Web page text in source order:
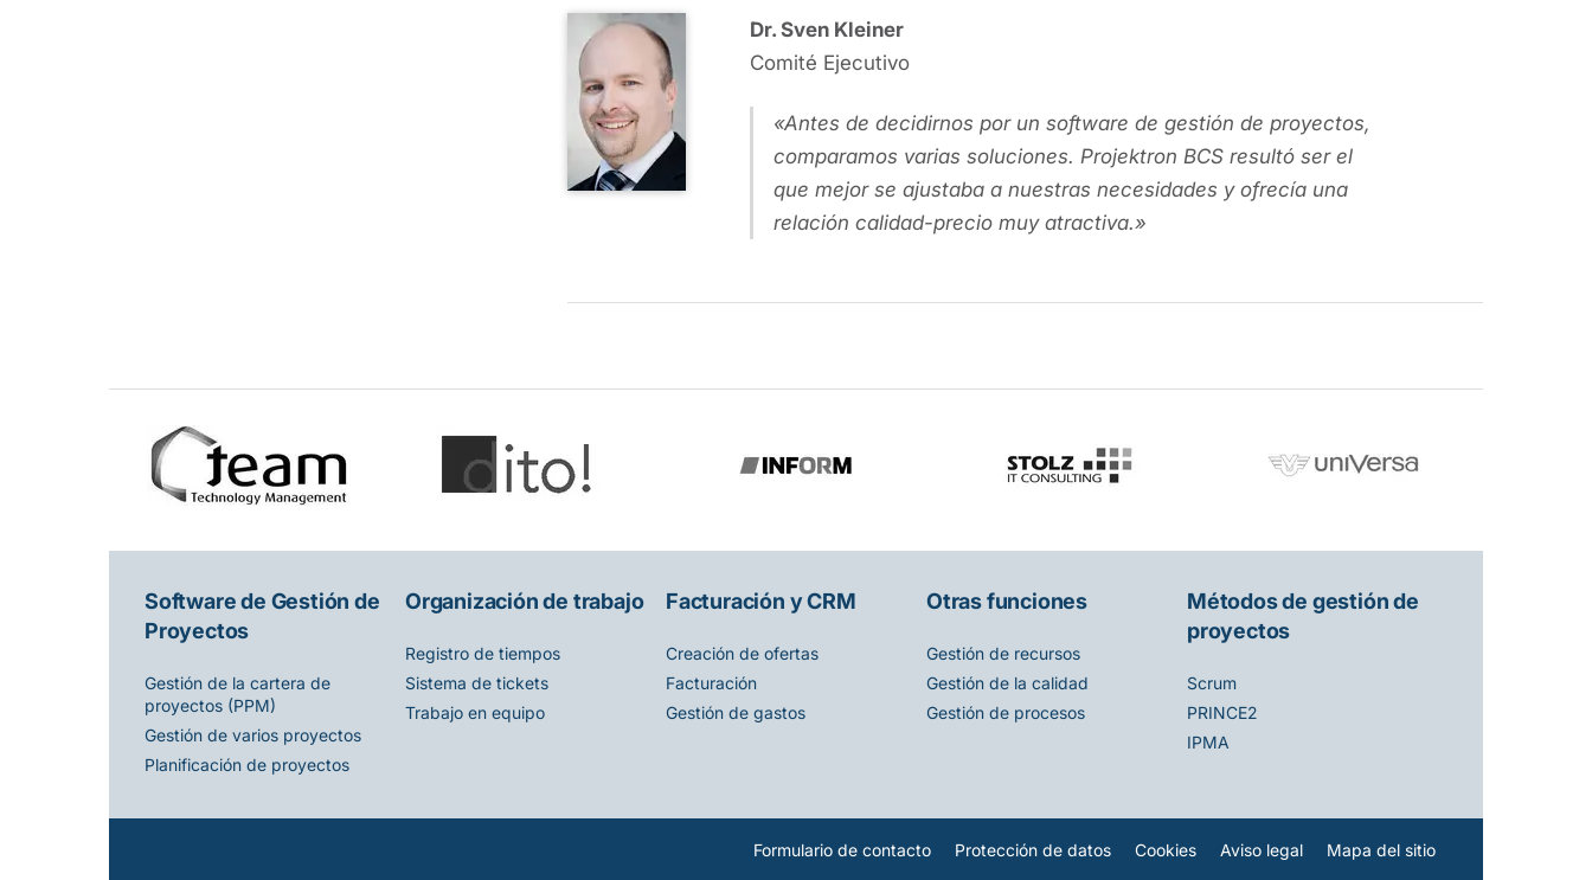
Dr. Sven Kleiner
Comité Ejecutivo
Antes de decidirnos por un software de gestión de proyectos,
comparamos varias soluciones. Projektron BCS resultó ser el
que mejor se ajustaba a nuestras necesidades y ofrecía una
relación calidad-precio muy atractiva.
Software de Gestión de
Proyectos
Gestión de la cartera de
proyectos (PPM)
Gestión de varios proyectos
Planificación de proyectos
Organización de trabajo
Registro de tiempos
Sistema de tickets
Trabajo en equipo
Facturación y CRM
Creación de ofertas
Facturación
Gestión de gastos
Otras funciones
Gestión de recursos
Gestión de la calidad
Gestión de procesos
Métodos de gestión de
proyectos
Scrum
PRINCE2
IPMA
Formulario de contacto Protección de datos Cookies Aviso legal Mapa del sitio